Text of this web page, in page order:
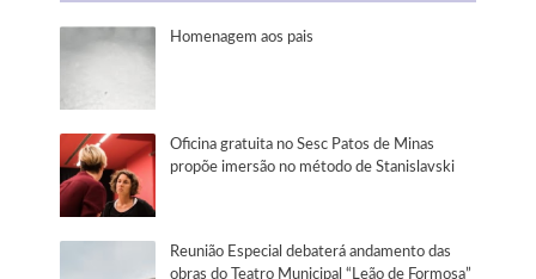
Homenagem aos pais
Oficina gratuita no Sesc Patos de Minas
propõe imersão no método de Stanislavski
Reunião Especial debaterá andamento das
obras do Teatro Municipal “Leão de Formosa”